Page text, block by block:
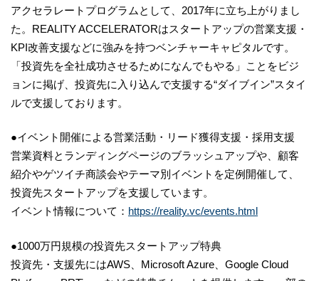
アクセラレートプログラムとして、2017年に立ち上がりまし
た。REALITY ACCELERATORはスタートアップの営業支援・
KPI改善支援などに強みを持つベンチャーキャピタルです。
「投資先を全社成功させるためになんでもやる」ことをビジ
ョンに掲げ、投資先に入り込んで支援する“ダイブイン”スタイ
ルで支援しております。
●イベント開催による営業活動・リード獲得支援・採用支援
営業資料とランディングページのブラッシュアップや、顧客
紹介やゲツイチ商談会やテーマ別イベントを定例開催して、
投資先スタートアップを支援しています。
イベント情報について： https://reality.vc/events.html
●1000万円規模の投資先スタートアップ特典
投資先・支援先にはAWS、Microsoft Azure、Google Cloud